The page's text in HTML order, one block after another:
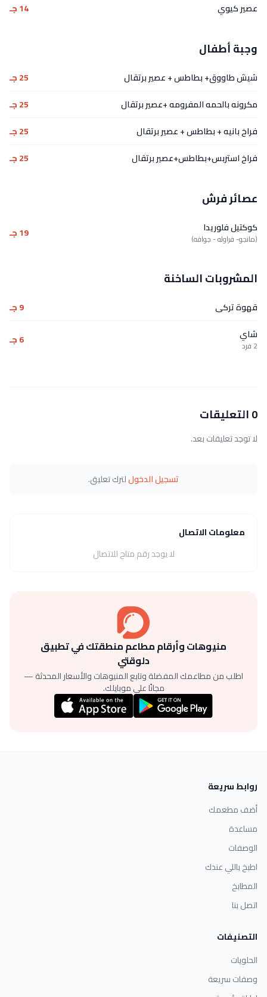
عصير كيوي
14 جـ
وجبة أطفال
شيش طاووق+ بطاطس + عصير برتقال
25 جـ
مكرونه بالحمه المفرومه +عصير برتقال
25 جـ
فراخ بانيه + بطاطس + عصير برتقال
25 جـ
فراخ استربس+بطاطس+عصير برتقال
25 جـ
عصائر فرش
كوكتيل فلوريدا
(مانجو- فراوله - جوافه) 19 جـ
المشروبات الساخنة
قهوة تركى
9 جـ
شاي
2 فرد 6 جـ
0 التعليقات
لا توجد تعليقات بعد.
تسجيل الدخوللترك تعليق.
معلومات الاتصال
لا يوجد رقم متاح للاتصال
منيوهات وأرقام مطاعم منطقتك في تطبيق
دلوقتي
اطلب من مطاعمك المفضلة وتابع المنيوهات والأسعار المحدثة —
مجانًا على موبايلك.
روابط سريعة
أضف مطعمك
مساعدة
الوصفات
اطبخ باللي عندك
المطابخ
اتصل بنا
التصنيفات
الحلويات
وصفات سريعة